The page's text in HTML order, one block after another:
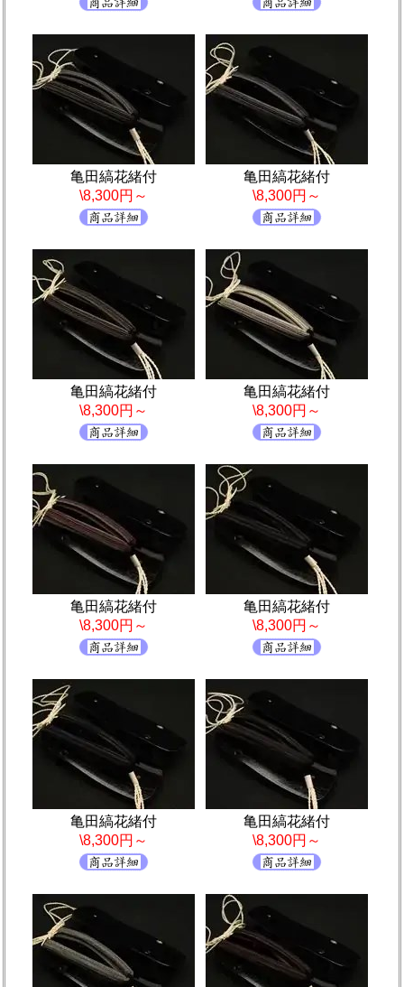
亀田縞花緒付
\8,300円～
亀田縞花緒付
\8,300円～
亀田縞花緒付
\8,300円～
亀田縞花緒付
\8,300円～
亀田縞花緒付
\8,300円～
亀田縞花緒付
\8,300円～
亀田縞花緒付
\8,300円～
亀田縞花緒付
\8,300円～